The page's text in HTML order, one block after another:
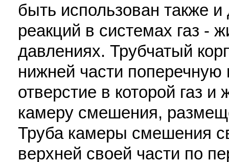
быть использован также
реакций в системах газ -
давлениях. Трубчатый
нижней части поперечную
отверстие в которой газ и
камеру смешения,
Труба камеры смешения
верхней своей части по